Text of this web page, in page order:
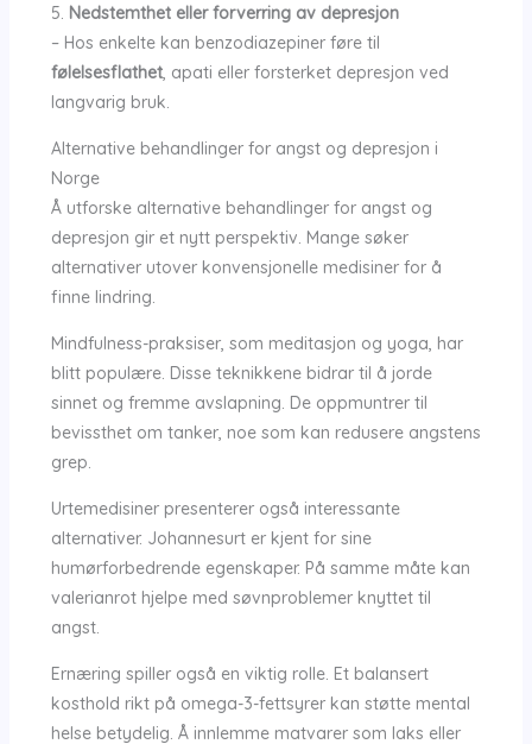
5. Nedstemthet eller forverring av depresjon
– Hos enkelte kan benzodiazepiner føre til
følelsesflathet, apati eller forsterket depresjon ved
langvarig bruk.
Alternative behandlinger for angst og depresjon i
Norge
Å utforske alternative behandlinger for angst og
depresjon gir et nytt perspektiv. Mange søker
alternativer utover konvensjonelle medisiner for å
finne lindring.
Mindfulness-praksiser, som meditasjon og yoga, har
blitt populære. Disse teknikkene bidrar til å jorde
sinnet og fremme avslapning. De oppmuntrer til
bevissthet om tanker, noe som kan redusere angstens
grep.
Urtemedisiner presenterer også interessante
alternativer. Johannesurt er kjent for sine
humørforbedrende egenskaper. På samme måte kan
valerianrot hjelpe med søvnproblemer knyttet til
angst.
Ernæring spiller også en viktig rolle. Et balansert
kosthold rikt på omega-3-fettsyrer kan støtte mental
helse betydelig. Å innlemme matvarer som laks eller